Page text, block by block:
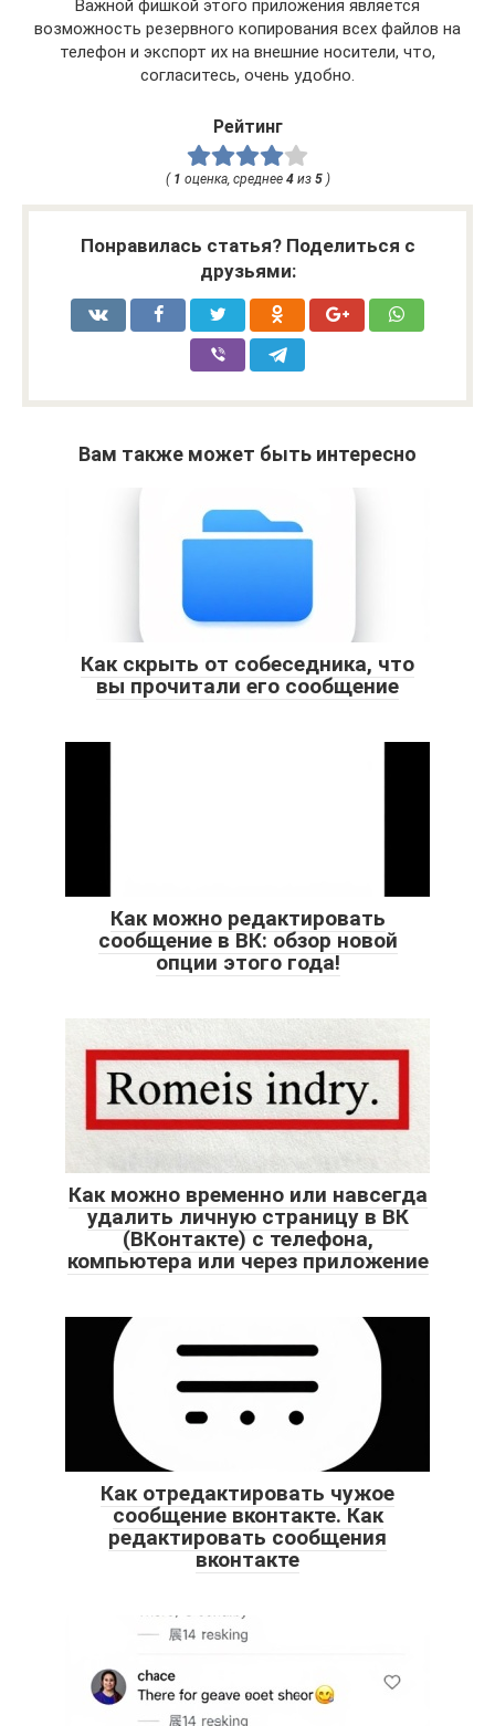
Важной фишкой этого приложения является
возможность резервного копирования всех файлов на
телефон и экспорт их на внешние носители, что,
согласитесь, очень удобно.
Рейтинг
( 1 оценка, среднее 4из 5)
Понравилась статья? Поделиться с
друзьями:
Вам также может быть интересно
Как скрыть от собеседника, что
вы прочитали его сообщение
Как можно редактировать
сообщение в ВК: обзор новой
опции этого года!
Как можно временно или навсегда
удалить личную страницу в ВК
(ВКонтакте) с телефона,
компьютера или через приложение
Как отредактировать чужое
сообщение вконтакте. Как
редактировать сообщения
вконтакте